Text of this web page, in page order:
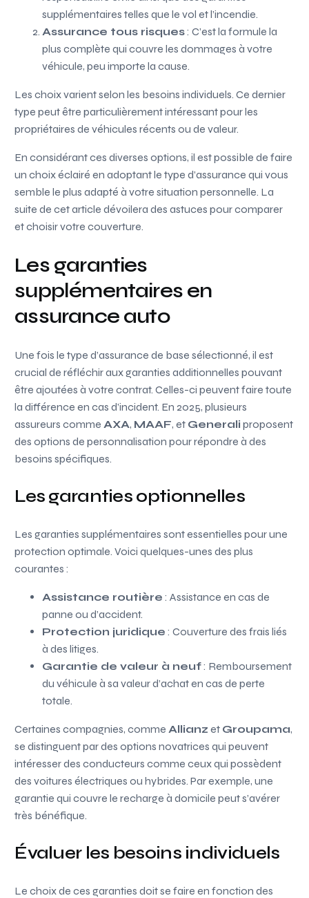
supplémentaires telles que le vol et l’incendie.
Assurance tous risques: C’est la formule la
plus complète qui couvre les dommages à votre
véhicule, peu importe la cause.
Les choix varient selon les besoins individuels. Ce dernier
type peut être particulièrement intéressant pour les
propriétaires de véhicules récents ou de valeur.
En considérant ces diverses options, il est possible de faire
un choix éclairé en adoptant le type d’assurance qui vous
semble le plus adapté à votre situation personnelle. La
suite de cet article dévoilera des astuces pour comparer
et choisir votre couverture.
Les garanties
supplémentaires en
assurance auto
Une fois le type d’assurance de base sélectionné, il est
crucial de réfléchir aux garanties additionnelles pouvant
être ajoutées à votre contrat. Celles-ci peuvent faire toute
la différence en cas d’incident. En 2025, plusieurs
assureurs comme AXA, MAAF, et Generali proposent
des options de personnalisation pour répondre à des
besoins spécifiques.
Les garanties optionnelles
Les garanties supplémentaires sont essentielles pour une
protection optimale. Voici quelques-unes des plus
courantes :
Assistance routière : Assistance en cas de
panne ou d’accident.
Protection juridique : Couverture des frais liés
à des litiges.
Garantie de valeur à neuf: Remboursement
du véhicule à sa valeur d’achat en cas de perte
totale.
Certaines compagnies, comme Allianz et Groupama,
se distinguent par des options novatrices qui peuvent
intéresser des conducteurs comme ceux qui possèdent
des voitures électriques ou hybrides. Par exemple, une
garantie qui couvre le recharge à domicile peut s’avérer
très bénéfique.
Évaluer les besoins individuels
Le choix de ces garanties doit se faire en fonction des